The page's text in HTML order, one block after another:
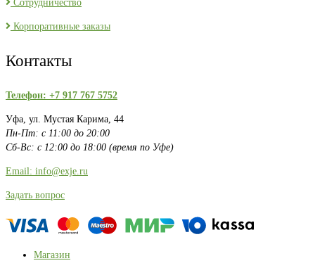
Сотрудничество
Корпоративные заказы
Контакты
Телефон: +7 917 767 5752
Уфа, ул. Мустая Карима, 44
Пн-Пт: с 11:00 до 20:00
Сб-Вс: с 12:00 до 18:00 (время по Уфе)
Email: info@exje.ru
Задать вопрос
Магазин